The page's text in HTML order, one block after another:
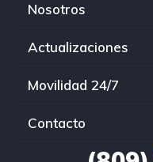
Nosotros
Actualizaciones
Movilidad 24/7
Contacto